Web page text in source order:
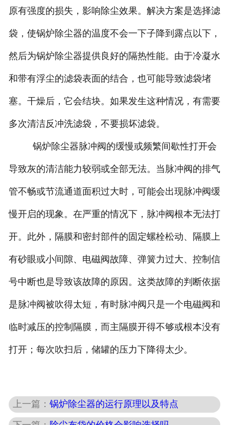
原有强度的损失，影响除尘效果。解决方案是选择滤
袋，使锅炉除尘器的温度不会一下子降到露点以下，
然后为锅炉除尘器提供良好的隔热性能。由于冷凝水
和带有浮尘的滤袋表面的结合，也可能导致滤袋堵
塞。干燥后，它会结块。如果发生这种情况，有需要
多次清洁反冲洗滤袋，不要损坏滤袋。
锅炉除尘器脉冲阀的缓慢或频繁间歇性打开会
导致灰的清洁能力较弱或全部无法。当脉冲阀的排气
管不畅或节流通道面积过大时，可能会出现脉冲阀缓
慢开启的现象。在严重的情况下，脉冲阀根本无法打
开。此外，隔膜和密封部件的固定螺栓松动、隔膜上
有砂眼或小间隙、电磁阀故障、弹簧力过大、控制信
号中断也是导致该故障的原因。这类故障的判断依据
是脉冲阀被吹得太短，有时脉冲阀只是一个电磁阀和
临时减压的控制隔膜，而主隔膜开得不够或根本没有
打开；每次吹扫后，储罐的压力下降得太少。
上一篇：锅炉除尘器的运行原理以及特点